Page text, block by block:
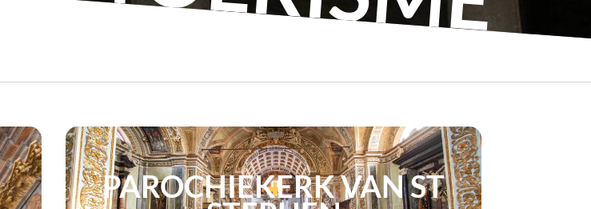
PAROCHIEKERK VAN ST